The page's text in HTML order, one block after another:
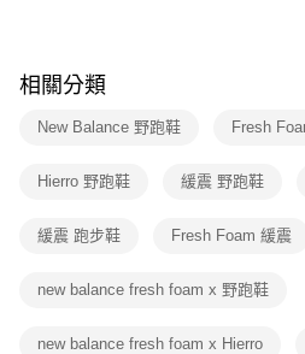
※ 交易是否成功請以「AFTEE先享後付 」
是否繳費成功／繳費後需取消欲退款等相
客戶支援中心」 https://
１．透過由恩沛科技股份有限公司提供之
權轉讓予恩沛科技股份有限公司。
３．未成年的使用者請事先徵得法定代理
任。
相關分類
New Balance 野跑鞋 Fresh
Hierro 野跑鞋 緩震 野跑鞋
緩震 跑步鞋 Fresh Foam 緩震
new balance fresh foam x 野跑鞋
new balance fresh foam x Hierro